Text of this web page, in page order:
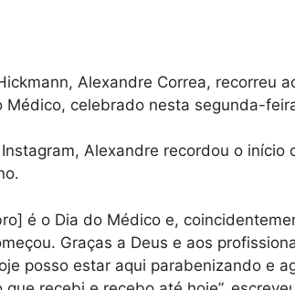
Alexandre Correa, recorreu
Médico, celebrado nesta segunda-
Alexandre recordou o início
é o Dia do Médico e,
Graças a Deus e aos
posso estar aqui parabenizando e